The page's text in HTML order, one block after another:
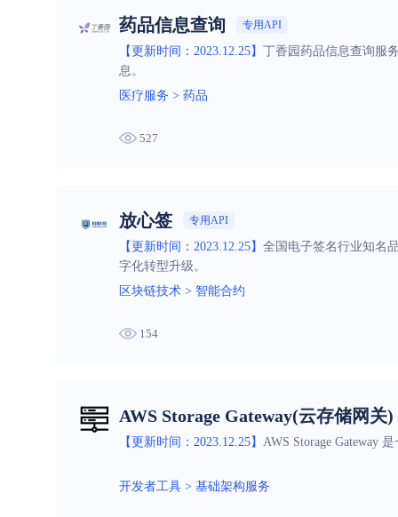
药品信息查询 专用API
【更新时间：2023.12.25】 丁香园药品信息查询服
息。
医疗服务 > 药品
527
放心签 专用API
【更新时间：2023.12.25】 全国电子签名行业知名
字化转型升级。
区块链技术 > 智能合约
154
AWS Storage Gateway(云存储网关)
【更新时间：2023.12.25】 AWS Storage Gateway
开发者工具 > 基础架构服务